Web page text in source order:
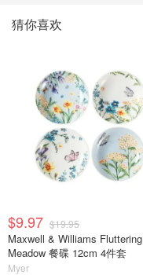
猜你喜欢
$9.97 $19.95
Maxwell & Williams Fluttering
Meadow 餐碟 12cm 4件套
Myer